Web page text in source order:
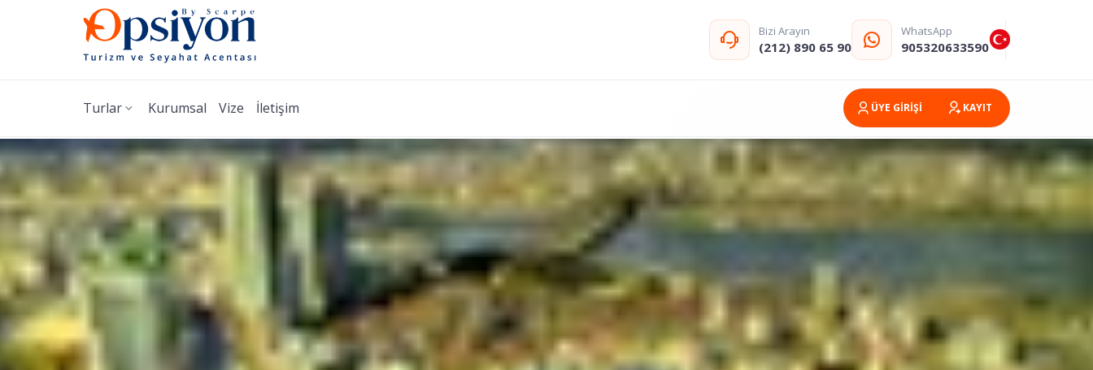
Bizi Arayın
(212) 890 65 90
WhatsApp
905320633590
Turlar Kurumsal Vize İletişim ÜYE GİRİŞİ KAYIT